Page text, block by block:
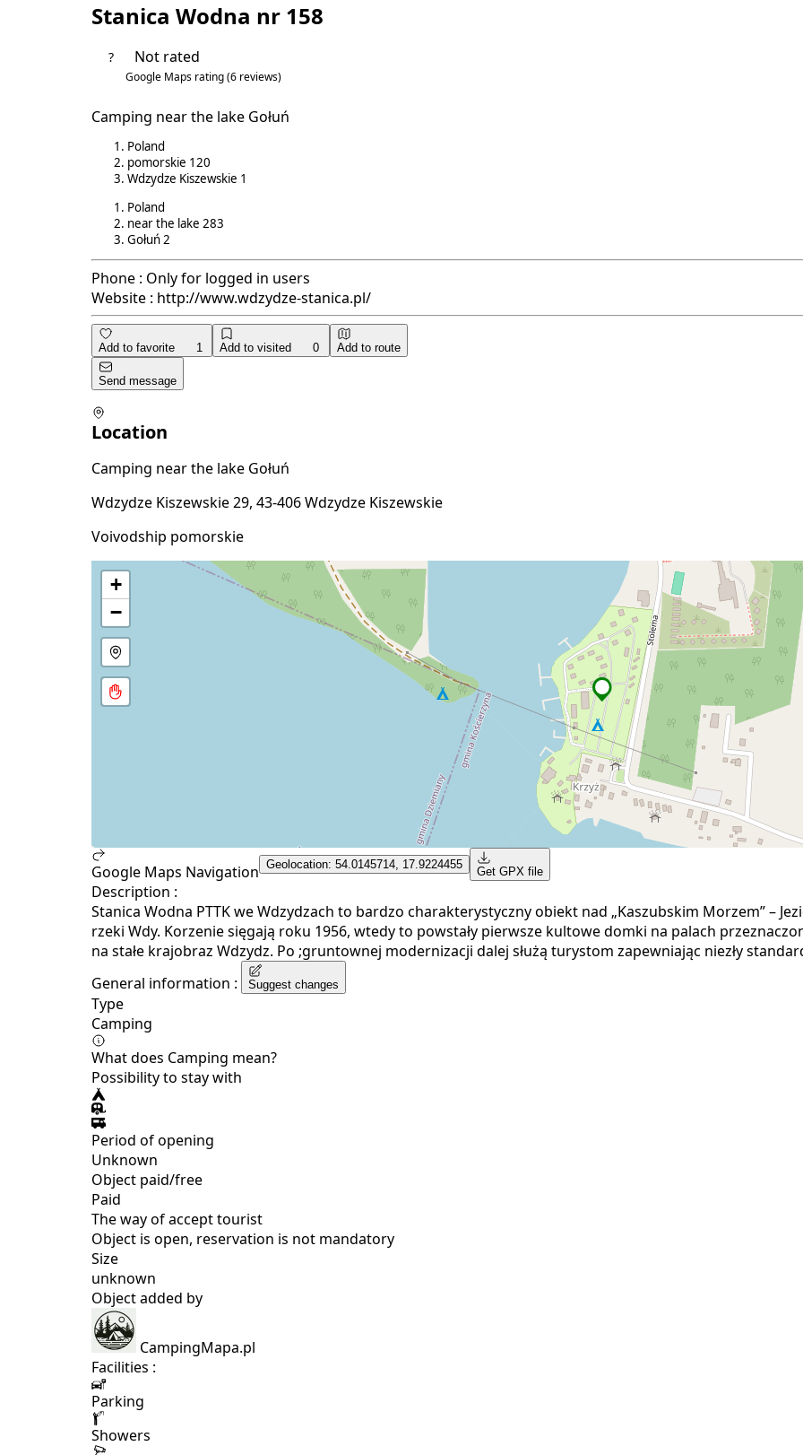
Stanica Wodna nr 158
? Not rated
Google Maps rating(6 reviews)
Camping near the lake Gołuń
Poland
pomorskie 120
Wdzydze Kiszewskie 1
Poland
near the lake 283
Gołuń2
Phone : Only for logged in users
Website : http://www.wdzydze-stanica.pl/
Add to favorite 1 Add to visited 0 Add to route
Send message
Location
Camping near the lake Gołuń
Wdzydze Kiszewskie 29, 43-406 Wdzydze Kiszewskie
Voivodship pomorskie
+
−
Google Maps Navigation Geolocation: 54.0145714, 17.9224455
Get GPX file
Description :
Stanica Wodna PTTK we Wdzydzach to bardzo charakterystyczny obiekt nad „Kaszubskim Morzem” –
rzeki Wdy. Korzenie sięgają roku 1956, wtedy to powstały pierwsze kultowe domki na palach
na stałe krajobraz Wdzydz. Po ;gruntownej modernizacji dalej służą turystom zapewniając niezły
General information :
Suggest changes
Type
Camping
What does Camping mean?
Possibility to stay with
Period of opening
Unknown
Object paid/free
Paid
The way of accept tourist
Object is open, reservation is not mandatory
Size
unknown
Object added by
CampingMapa.pl
Facilities :
Parking
Showers